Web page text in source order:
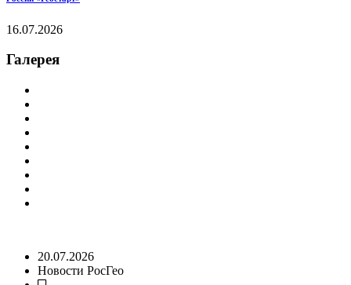
16.07.2026
Галерея
20.07.2026
Новости РосГео